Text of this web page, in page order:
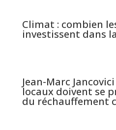
Climat : combien
investissent dans
Jean-Marc
locaux doivent se
du réchauffement